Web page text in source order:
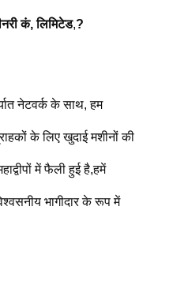
कं, लिमिटेड,?
नेटवर्क के साथ, हम
के लिए खुदाई मशीनों की
में फैली हुई है,हमें
भागीदार के रूप में